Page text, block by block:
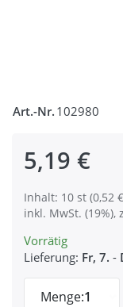
Art.-Nr. 102980
5,19 €
Inhalt: 10 st (0,52
inkl. MwSt. (19%),
Vorrätig
Lieferung: Fr, 7. -
Menge:1